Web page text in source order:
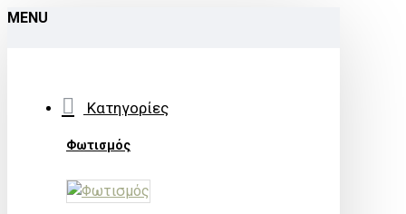
MENU
Κατηγορίες
Φωτισμός